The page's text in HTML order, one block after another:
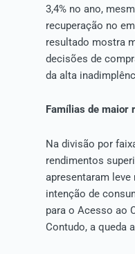
3,4% no ano,
recuperação no
resultado mostra
decisões de
da alta
Famílias de maior
Na divisão por
rendimentos
apresentaram
intenção de
para o Acesso ao
Contudo, a queda